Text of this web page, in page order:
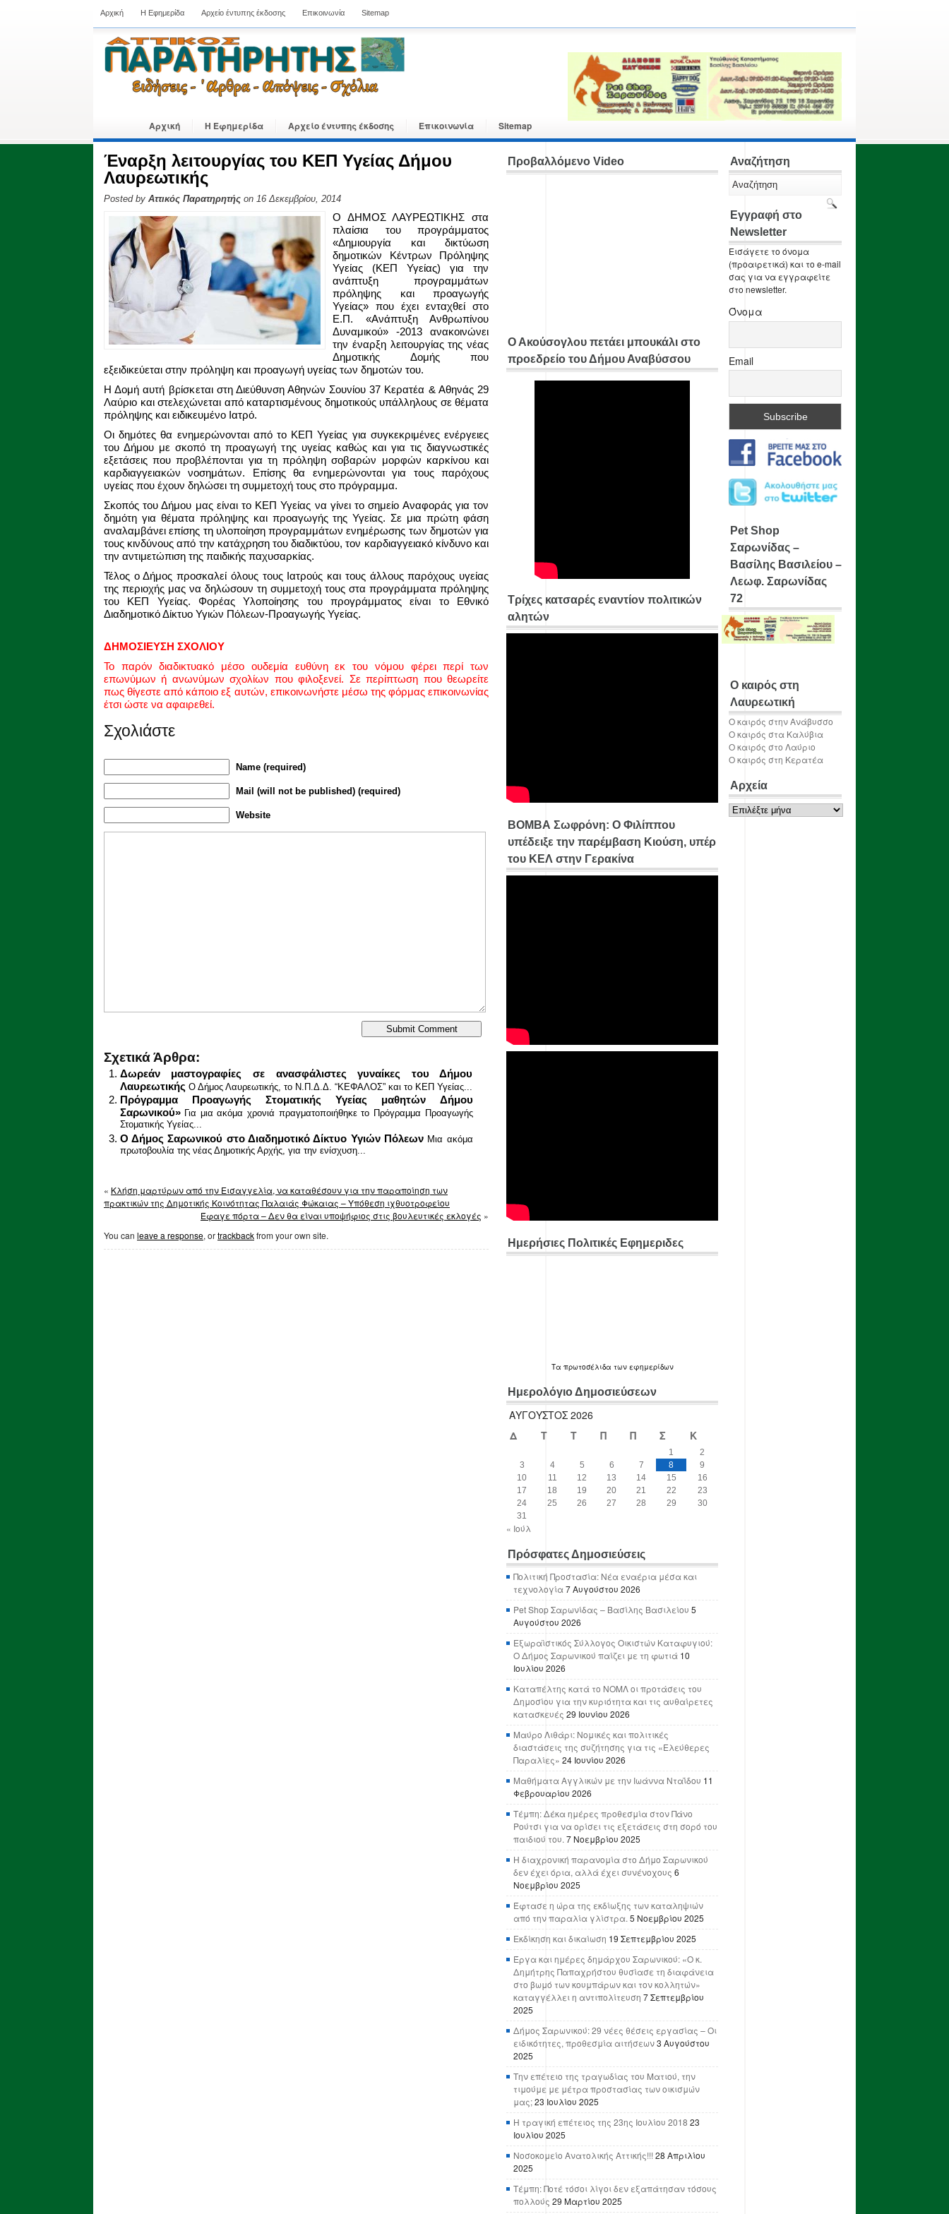
Αρχική Η Εφημερίδα Αρχείο έντυπης έκδοσης Επικοινωνία Sitemap
Αρχική Η Εφημερίδα Αρχείο έντυπης έκδοσης Επικοινωνία Sitemap
Έναρξη λειτουργίας του ΚΕΠ Υγείας Δήμου
Λαυρεωτικής
Posted by Αττικός Παρατηρητής on 16 Δεκεμβρίου, 2014
Ο ΔΗΜΟΣ ΛΑΥΡΕΩΤΙΚΗΣ στα
πλαίσια του προγράμματος
«Δημιουργία και δικτύωση
δημοτικών Κέντρων Πρόληψης
Υγείας (ΚΕΠ Υγείας) για την
ανάπτυξη προγραμμάτων
πρόληψης και προαγωγής
Υγείας» που έχει ενταχθεί στο
Ε.Π. «Ανάπτυξη Ανθρωπίνου
Δυναμικού» -2013 ανακοινώνει
την έναρξη λειτουργίας της νέας
Δημοτικής Δομής που
εξειδικεύεται στην πρόληψη και προαγωγή υγείας των δημοτών του.
Η Δομή αυτή βρίσκεται στη Διεύθυνση Αθηνών Σουνίου 37 Κερατέα & Αθηνάς 29
Λαύριο και στελεχώνεται από καταρτισμένους δημοτικούς υπάλληλους σε θέματα
πρόληψης και ειδικευμένο Ιατρό.
Οι δημότες θα ενημερώνονται από το ΚΕΠ Υγείας για συγκεκριμένες ενέργειες
του Δήμου με σκοπό τη προαγωγή της υγείας καθώς και για τις διαγνωστικές
εξετάσεις που προβλέπονται για τη πρόληψη σοβαρών μορφών καρκίνου και
καρδιαγγειακών νοσημάτων. Επίσης θα ενημερώνονται για τους παρόχους
υγείας που έχουν δηλώσει τη συμμετοχή τους στο πρόγραμμα.
Σκοπός του Δήμου μας είναι το ΚΕΠ Υγείας να γίνει το σημείο Αναφοράς για τον
δημότη για θέματα πρόληψης και προαγωγής της Υγείας. Σε μια πρώτη φάση
αναλαμβάνει επίσης τη υλοποίηση προγραμμάτων ενημέρωσης των δημοτών για
τους κινδύνους από την κατάχρηση του διαδικτύου, τον καρδιαγγειακό κίνδυνο και
την αντιμετώπιση της παιδικής παχυσαρκίας.
Τέλος ο Δήμος προσκαλεί όλους τους Ιατρούς και τους άλλους παρόχους υγείας
της περιοχής μας να δηλώσουν τη συμμετοχή τους στα προγράμματα πρόληψης
του ΚΕΠ Υγείας. Φορέας Υλοποίησης του προγράμματος είναι το Εθνικό
Διαδημοτικό Δίκτυο Υγιών Πόλεων-Προαγωγής Υγείας.
ΔΗΜΟΣΙΕΥΣΗ ΣΧΟΛΙΟΥ
Το παρόν διαδικτυακό μέσο ουδεμία ευθύνη εκ του νόμου φέρει περί των
επωνύμων ή ανωνύμων σχολίων που φιλοξενεί. Σε περίπτωση που θεωρείτε
πως θίγεστε από κάποιο εξ αυτών, επικοινωνήστε μέσω της φόρμας επικοινωνίας
έτσι ώστε να αφαιρεθεί.
Σχολιάστε
Name (required)
Mail (will not be published) (required)
Website
Σχετικά Άρθρα:
Δωρεάν μαστογραφίες σε ανασφάλιστες γυναίκες του Δήμου
Λαυρεωτικής Ο Δήμος Λαυρεωτικής, το Ν.Π.Δ.Δ. “ΚΕΦΑΛΟΣ” και το ΚΕΠ Υγείας...
Πρόγραμμα Προαγωγής Στοματικής Υγείας μαθητών Δήμου
Σαρωνικού» Για μια ακόμα χρονιά πραγματοποιήθηκε το Πρόγραμμα Προαγωγής
Στοματικής Υγείας...
Ο Δήμος Σαρωνικού στο Διαδημοτικό Δίκτυο Υγιών Πόλεων Μια ακόμα
πρωτοβουλία της νέας Δημοτικής Αρχής, για την ενίσχυση...
« Κλήση μαρτύρων από την Εισαγγελία, να καταθέσουν για την παραποίηση των
πρακτικών της Δημοτικής Κοινότητας Παλαιάς Φώκαιας – Υπόθεση ιχθυοτροφείου
Έφαγε πόρτα – Δεν θα είναι υποψήφιος στις βουλευτικές εκλογές »
You can leave a response, ortrackbackfrom your own site.
Προβαλλόμενο Video
Ο Ακούσογλου πετάει μπουκάλι στο
προεδρείο του Δήμου Αναβύσσου
Τρίχες κατσαρές εναντίον πολιτικών
αλητών
ΒΟΜΒΑ Σωφρόνη: Ο Φιλίππου
υπέδειξε την παρέμβαση Κιούση, υπέρ
του ΚΕΛ στην Γερακίνα
Ημερήσιες Πολιτικές Εφημεριδες
Τα πρωτοσέλιδα των εφημερίδων
Ημερολόγιο Δημοσιεύσεων
ΑΎΓΟΥΣΤΟΣ 2026
Δ
Τ Τ Π Π Σ Κ
1
2
3
4 5 6 7 8
9
10
11 12 13 14 15
16
17
18 19 20 21 22
23
24
25 26 27 28 29
30
31
« Ιούλ
Πρόσφατες Δημοσιεύσεις
Πολιτική Προστασία: Νέα εναέρια μέσα και
τεχνολογία7 Αυγούστου 2026
Pet Shop Σαρωνίδας – Βασίλης Βασιλείου 5
Αυγούστου 2026
Εξωραϊστικός Σύλλογος Οικιστών Καταφυγιού:
Ο Δήμος Σαρωνικού παίζει με τη φωτιά 10
Ιουλίου 2026
Καταπέλτης κατά το ΝΟΜΛ οι προτάσεις του
Δημοσίου για την κυριότητα και τις αυθαίρετες
κατασκευές 29 Ιουνίου 2026
Μαύρο Λιθάρι: Νομικές και πολιτικές
διαστάσεις της συζήτησης για τις «Ελεύθερες
Παραλίες» 24 Ιουνίου 2026
Μαθήματα Αγγλικών με την Ιωάννα Νταΐδου 11
Φεβρουαρίου 2026
Τέμπη: Δέκα ημέρες προθεσμία στον Πάνο
Ρούτσι για να ορίσει τις εξετάσεις στη σορό του
παιδιού του. 7 Νοεμβρίου 2025
Η διαχρονική παρανομία στο Δήμο Σαρωνικού
δεν έχει όρια, αλλά έχει συνένοχους 6
Νοεμβρίου 2025
Έφτασε η ώρα της εκδίωξης των καταληψιών
από την παραλία γλίστρα. 5 Νοεμβρίου 2025
Εκδίκηση και δικαίωση 19 Σεπτεμβρίου 2025
Έργα και ημέρες δημάρχου Σαρωνικού: «Ο κ.
Δημήτρης Παπαχρήστου θυσίασε τη διαφάνεια
στο βωμό των κουμπάρων και τον κολλητών»
καταγγέλλει η αντιπολίτευση 7 Σεπτεμβρίου
2025
Δήμος Σαρωνικού: 29 νέες θέσεις εργασίας – Οι
ειδικότητες, προθεσμία αιτήσεων3 Αυγούστου
2025
Την επέτειο της τραγωδίας του Ματιού, την
τιμούμε με μέτρα προστασίας των οικισμών
μας;23 Ιουλίου 2025
Η τραγική επέτειος της 23ης Ιουλίου 2018 23
Ιουλίου 2025
Νοσοκομείο Ανατολικής Αττικής!!! 28 Απριλίου
2025
Τέμπη: Ποτέ τόσοι λίγοι δεν εξαπάτησαν τόσους
πολλούς 29 Μαρτίου 2025
Αναζήτηση
Εγγραφή στο
Newsletter
Εισάγετε το όνομα
(προαιρετικά) και το e-mail
σας για να εγγραφείτε
στο newsletter.
Όνομα
Email
Pet Shop
Σαρωνίδας –
Βασίλης Βασιλείου –
Λεωφ. Σαρωνίδας
72
Ο καιρός στη
Λαυρεωτική
Ο καιρός στην Ανάβυσσο
Ο καιρός στα Καλύβια
Ο καιρός στο Λαύριο
Ο καιρός στη Κερατέα
Αρχεία
Αρχεία